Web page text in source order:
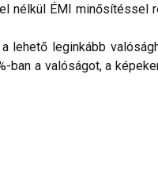
ÉMI minősítéssel
leginkább
a valóságot, a